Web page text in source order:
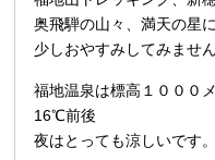
奥飛騨の山々、満天の星
少しおやすみしてみません
福地温泉は標高１０００
16℃前後
夜はとっても涼しいです。